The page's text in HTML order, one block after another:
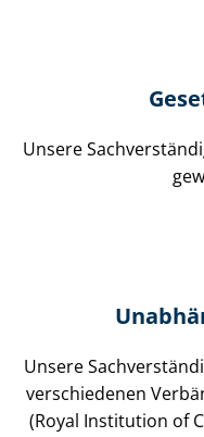
Unsere
Unsere
verschiedenen
(Royal Institution of